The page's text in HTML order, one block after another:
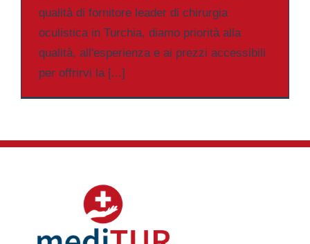
qualità di fornitore leader di chirurgia
oculistica in Turchia, diamo priorità alla
qualità, all'esperienza e ai prezzi accessibili
per offrirvi la [...]